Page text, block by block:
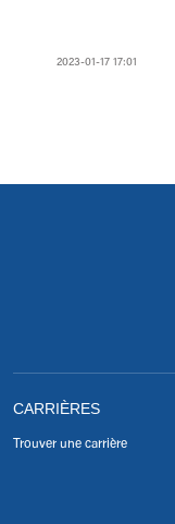
2023-01-17 17:01
CARRIÈRES
Trouver une carrière